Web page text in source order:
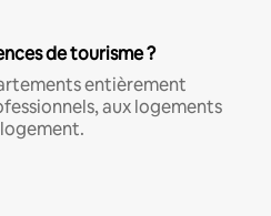
de tourisme ?
entièrement
aux logements